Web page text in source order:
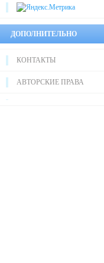
ДОПОЛНИТЕЛЬНО
КОНТАКТЫ
АВТОРСКИЕ ПРАВА